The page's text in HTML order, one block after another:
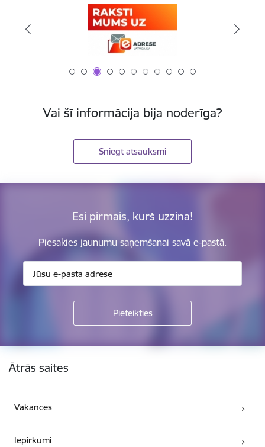
Vai šī informācija bija noderīga?
Sniegt atsauksmi
Esi pirmais, kurš uzzina!
Piesakies jaunumu saņemšanai savā e-pastā.
Kājene
Ātrās saites
Vakances
Iepirkumi